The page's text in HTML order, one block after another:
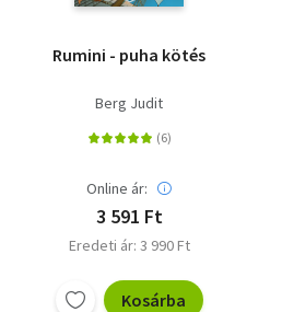
Rumini - puha kötés
Berg Judit
Online ár:
3 591 Ft
Eredeti ár: 3 990 Ft
Kosárba